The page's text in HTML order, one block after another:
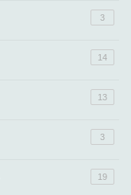
3
14
13
3
19